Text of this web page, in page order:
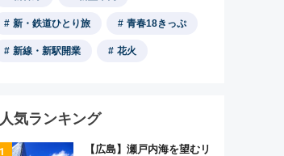
新・鉄道ひとり旅 青春18きっぷ
新線・新駅開業 花火
人気ランキング
【広島】瀬戸内海を望むリ